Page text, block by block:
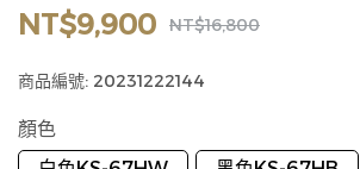
NT$9,900 NT$16,800
商品編號: 20231222144
顏色